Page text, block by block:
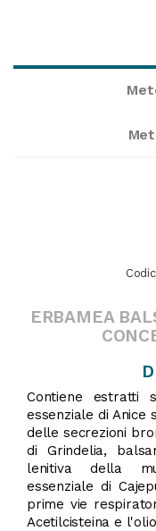
ERBAMEA
Contiene estratti
essenziale di
delle secrezioni
di Grindelia,
lenitiva della
essenziale di
prime vie
Acetilcisteina e